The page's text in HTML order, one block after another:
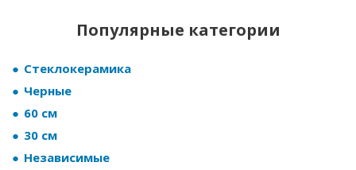
Популярные категории
Стеклокерамика
Черные
60 см
30 см
Независимые